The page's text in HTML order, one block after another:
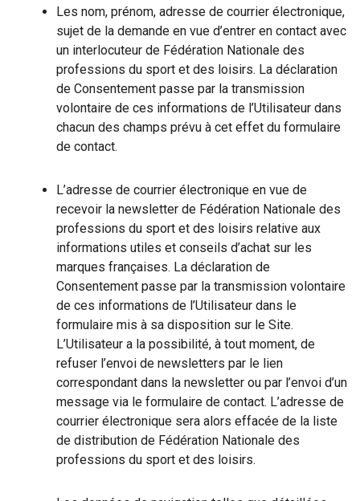
Les nom, prénom, adresse de courrier électronique,
sujet de la demande en vue d’entrer en contact avec
un interlocuteur de Fédération Nationale des
professions du sport et des loisirs. La déclaration
de Consentement passe par la transmission
volontaire de ces informations de l’Utilisateur dans
chacun des champs prévu à cet effet du formulaire
de contact.
L’adresse de courrier électronique en vue de
recevoir la newsletter de Fédération Nationale des
professions du sport et des loisirs relative aux
informations utiles et conseils d’achat sur les
marques françaises. La déclaration de
Consentement passe par la transmission volontaire
de ces informations de l’Utilisateur dans le
formulaire mis à sa disposition sur le Site.
L’Utilisateur a la possibilité, à tout moment, de
refuser l’envoi de newsletters par le lien
correspondant dans la newsletter ou par l’envoi d’un
message via le formulaire de contact. L’adresse de
courrier électronique sera alors effacée de la liste
de distribution de Fédération Nationale des
professions du sport et des loisirs.